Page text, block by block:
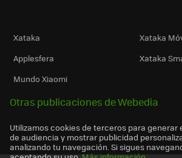
Xataka
Xataka
Applesfera
Xataka
Mundo Xiaomi
Otras publicaciones de Webedia
Utilizamos cookies de terceros para generar
de audiencia y mostrar publicidad
analizando tu navegación. Si sigues